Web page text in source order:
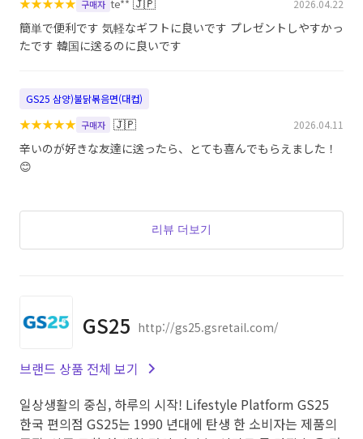
★★★★★ 구매자 te** 🇯🇵 2026.04.22
簡単で便利です 気軽なギフトに良いです プレゼントしやすかっ
たです 韓国に送るのに良いです
GS25 삼양)불닭볶음면(대컵)
★★★★★ 구매자 🇯🇵 2026.04.11
辛いのが好きな友達に送ったら、とても喜んでもらえました！
😊
리뷰 더보기
GS25 http://gs25.gsretail.com/
브랜드 상품 전체 보기
일상생활의 중심, 하루의 시작! Lifestyle Platform GS25
한국 편의점 GS25는 1990 년대에 탄생 한 소비자는 제품의